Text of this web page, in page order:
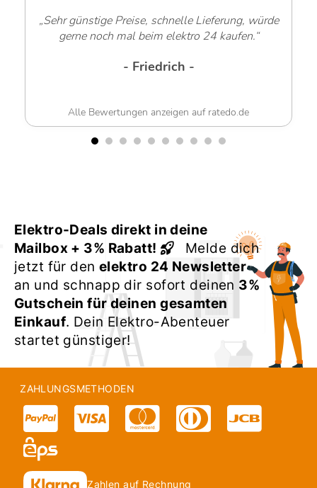
„Sehr günstige Preise, schnelle Lieferung, würde
gerne noch mal beim elektro 24 kaufen.“
- Friedrich -
Alle Bewertungen anzeigen auf ratedo.de
Elektro-Deals direkt in deine
Mailbox + 3% Rabatt!
Melde dich
jetzt für denelektro 24 Newsletter
an und schnapp dir sofort deinen 3%
Gutschein für deinen gesamten
Einkauf. Dein Elektro-Abenteuer
startet günstiger!
ZAHLUNGSMETHODEN
Zahlen auf Rechnung